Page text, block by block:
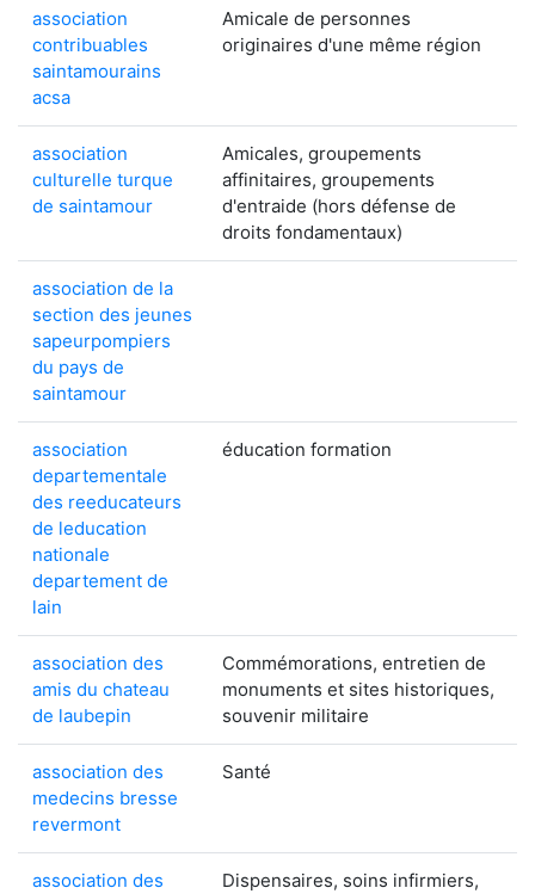
association
contribuables
saintamourains
acsa
Amicale de personnes
originaires d'une même région
association
culturelle turque
de saintamour
Amicales, groupements
affinitaires, groupements
d'entraide (hors défense de
droits fondamentaux)
association de la
section des jeunes
sapeurpompiers
du pays de
saintamour
association
departementale
des reeducateurs
de leducation
nationale
departement de
lain
éducation formation
association des
amis du chateau
de laubepin
Commémorations, entretien de
monuments et sites historiques,
souvenir militaire
association des
medecins bresse
revermont
Santé
association des
Dispensaires, soins infirmiers,